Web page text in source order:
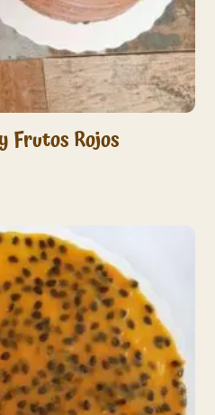
Frutos Rojos